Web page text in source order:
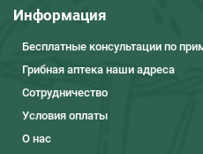
Информация
Бесплатные консультации по
Грибная аптека наши адреса
Сотрудничество
Условия оплаты
О нас